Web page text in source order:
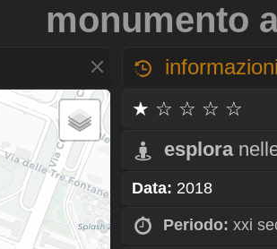
monumento
★ ☆ ☆ ☆ ☆
esplora
Data: 2018
Periodo: xxi